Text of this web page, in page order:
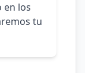
en los
tu